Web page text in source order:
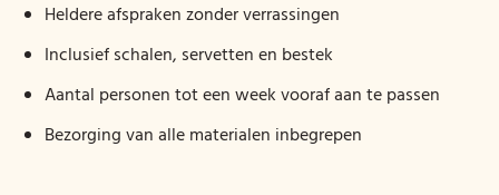
Heldere afspraken zonder verrassingen
Inclusief schalen, servetten en bestek
Aantal personen tot een week vooraf aan te passen
Bezorging van alle materialen inbegrepen